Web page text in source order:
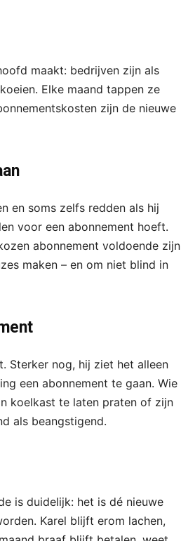
maakt: bedrijven zijn als
Elke maand tappen ze
zijn de nieuwe
en soms zelfs redden als hij
voor een abonnement hoeft.
abonnement voldoende zijn
maken – en om niet blind in
Sterker nog, hij ziet het alleen
een abonnement te gaan. Wie
koelkast te laten praten of zijn
als beangstigend.
is duidelijk: het is dé nieuwe
Karel blijft erom lachen,